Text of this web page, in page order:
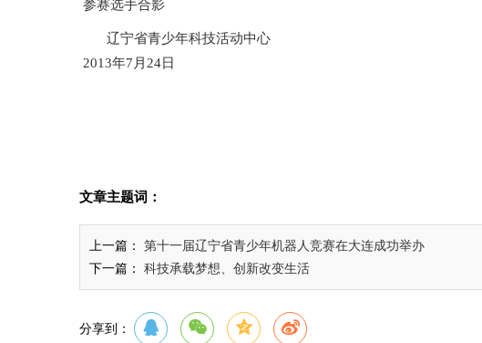
参赛选手合影
辽宁省青少年科技活动中心
2013年7月24日
文章主题词：
上一篇：
第十一届辽宁省青少年机器人竞赛在大连成功举办
下一篇：
科技承载梦想、创新改变生活
分享到：